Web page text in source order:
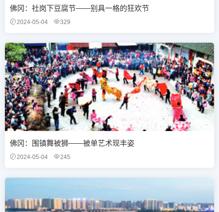
佛冈：社岗下豆腐节——别具一格的狂欢节
2024-05-04 329
佛冈：围镇舞被狮——被单艺术现丰姿
2024-05-04 245